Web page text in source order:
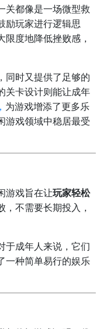
关都像是一场微型救
励玩家进行逻辑思
度地降低挫败感，
同时又提供了足够的
关卡设计则能让成年
为游戏增添了更多乐
游戏领域中稳居最受
游戏旨在让玩家轻松
，不需要长期投入，
于成年人来说，它们
一种简单易行的娱乐